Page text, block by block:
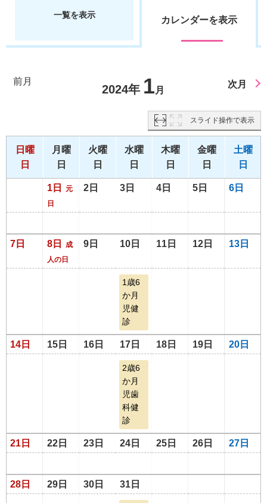
一覧を表示 カレンダーを表示
前月
2024年 1 月
次月
スライド操作で表示
日曜
日
月曜
日
火曜
日
水曜
日
木曜
日
金曜
日
土曜
日
1日
元
日
2日 3日 4日 5日 6日
7日 8日
成
人の日
9日 10日 11日 12日 13日
1歳6
か月
児健
診
14日 15日 16日 17日 18日 19日 20日
2歳6
か月
児歯
科健
診
21日 22日 23日 24日 25日 26日 27日
28日 29日 30日 31日